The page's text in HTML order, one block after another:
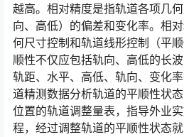
越高。相对精度是指轨道各项几
向、高低）的偏差和变化率。相
何尺寸控制和轨道线形控制（平
顺性不仅应包括轨向、高低的长
轨距、水平、高低、轨向、变化
道精测数据分析轨道的平顺性状
位置的轨道调整量表，指导外业
程，经过调整轨道的平顺性状态